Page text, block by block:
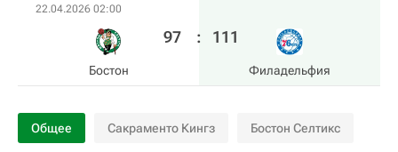
22.04.2026 02:00
Бостон
97 : 111
Филадельфия
Общее Сакраменто Кингз Бостон Селтикс